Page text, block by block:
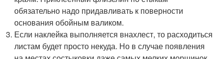
обязательно надо придавливать к поверности
основания обойным валиком.
Если наклейка выполняется внахлест, то расходиться
листам будет просто некуда. Но в случае появления